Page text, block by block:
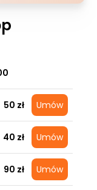
50 zł Umów
40 zł Umów
90 zł Umów